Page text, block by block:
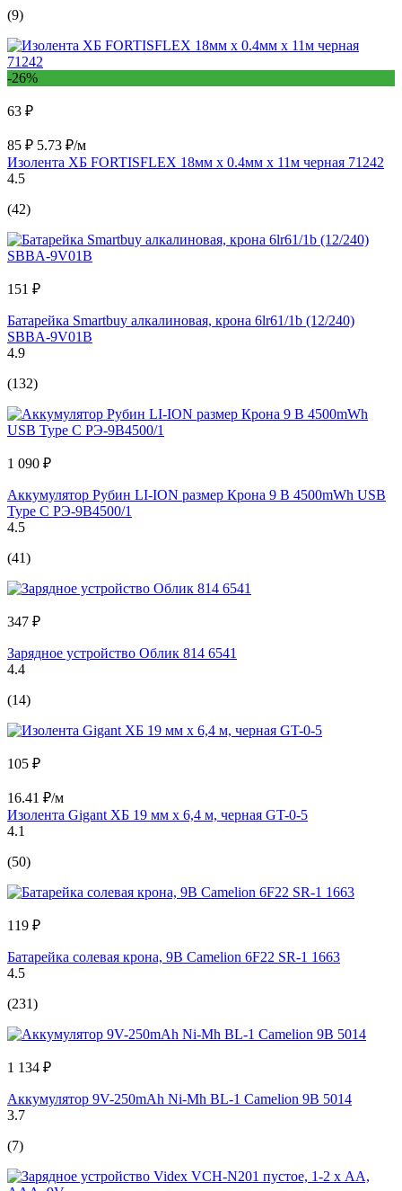
(9)
-26%
63 ₽
85 ₽ 5.73 ₽/м
Изолента ХБ FORTISFLEX 18мм х 0.4мм х 11м черная 71242
4.5
(42)
151 ₽
Батарейка Smartbuy алкалиновая, крона 6lr61/1b (12/240)
SBBA-9V01B
4.9
(132)
1 090 ₽
Аккумулятор Рубин LI-ION размер Крона 9 В 4500mWh USB
Type C РЭ-9B4500/1
4.5
(41)
347 ₽
Зарядное устройство Облик 814 6541
4.4
(14)
105 ₽
16.41 ₽/м
Изолента Gigant ХБ 19 мм х 6,4 м, черная GT-0-5
4.1
(50)
119 ₽
Батарейка солевая крона, 9В Camelion 6F22 SR-1 1663
4.5
(231)
1 134 ₽
Аккумулятор 9V-250mAh Ni-Mh BL-1 Camelion 9В 5014
3.7
(7)